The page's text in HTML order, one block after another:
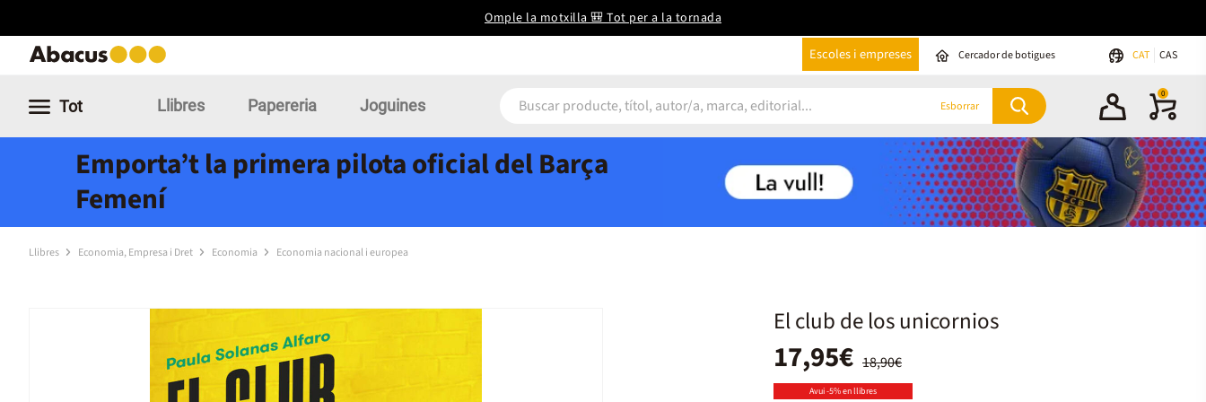
Omple la motxilla 🎒 Tot per a la tornada
Escoles i empreses Cercador de botigues CAT CAS
Tot Llibres Papereria Joguines Esborrar
0
Emporta’t la primera pilota oficial del Barça
Femení
Llibres Economia, Empresa i Dret Economia Economia nacional i europea
El club de los unicornios
18,90€
17,95€
Avui -5% en llibres